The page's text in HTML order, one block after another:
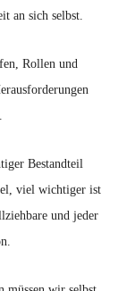
an sich selbst.
Rollen und
Bestandteil
viel wichtiger ist
und jeder